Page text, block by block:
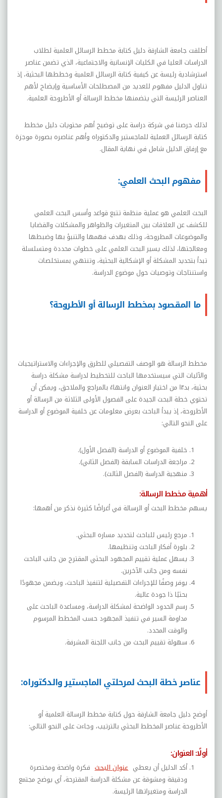
أطلقت جامعة الشارقة دليل كتابة مخطط الرسائل العلمية لطلاب
الدراسات العليا في الكليات الإنسانية والاجتماعية، الذي تضمن عناصر
استرشادية رئيسة عن كيفية كتابة الرسائل العلمية وخططها البحثية، إذ
تناول الدليل مفهوم للعديد من المصطلحات الأساسية وإيضاح لأهم
العناصر الرئيسة التي يتضمنها مخطط الرسالة أو الأطروحة العلمية.
لذلك حرصنا في شركة دراسة على توضيح أهم محتويات دليل مخطط
كتابة الرسائل العملية للماجستير والدكتوراه وأهم عناصره بصورة موجزة
مع إرفاق الدليل شامل في نهاية المقال.
مفهوم البحث العلمي:
البحث العلمي هو عملية منظمة تتبع قواعد وأسس البحث العلمي
للكشف عن العلاقات بين المتغيرات والظواهر والمشكلات والقضايا
والموضوعات المطروحة، وذلك بهدف فهمها والتنبؤ بها وضبطها
ومعالجتها، لذلك يسير البحث العلمي على خطوات محددة ومتسلسلة
تبدأ بتحديد المشكلة أو الإشكالية البحثية، وتنتهي بمستخلصات
واستنتاجات وتوصيات حول موضوع الدراسة.
ما المقصود بمخطط الرسالة أو الأطروحة؟
مخطط الرسالة هو الوصف التفصيلي للطرق والإجراءات والاستراتيجيات
والآليات التي سيستخدمها الباحث للتخطيط لدراسة مشكلة دراسة
بحثية، بدءّا من اختيار العنوان وانتهاءً بالمراجع والملاحق، ويمكن أن
تحتوي خطة البحث الجيدة على الفصول الأولى الثلاثة من الرسالة أو
الأطروحة، إذ يبدأ الباحث بعرض معلومات عن خلفية الموضوع أو الدراسة
على النحو التالي:
خلفية الموضوع أو الدراسة (الفصل الأول).
مراجعة الدراسات السابقة (الفصل الثاني).
منهجية الدراسة (الفصل الثالث).
أهمية مخطط الرسالة:
يسهم مخطط البحث أو الرسالة في أغراضًا كثيرة نذكر من أهمها:
مرجع رئيس للباحث لتحديد مساره البحثي.
بلورة أفكار الباحث وتنظيمها.
يسهل عملية تقييم المجهود البحثي المقترح من جانب الباحث
نفسه ومن جانب الآخرين.
يوفر وصفًا للإجراءات التفصيلية لتنفيذ الباحث، ويضمن مجهودًا
بحثيًا ذا جودة عالية.
رسم الحدود الواضحة لمشكلة الدراسة، ومساعدة الباحث على
مداومة السير في تنفيذ المجهود حسب المخطط المرسوم
والوقت المحدد.
سهولة تقييم البحث من جانب اللجنة المشرفة.
عناصر خطة البحث لمرحلتي الماجستير والدكتوراه:
أوضح دليل جامعة الشارقة حول كتابة مخطط الرسالة العلمية أو
الأطروحة عناصر المخطط البحثي بالترتيب، وجاءت على النحو التالي:
أولًا: العنوان:
أكد الدليل أن يعطي عنوان البحث فكرة واضحة ومختصرة
ودقيقة ومشوقة عن مشكلة الدراسة المقترحة، أي يوضح مجتمع
الدراسة ومتغيراتها الرئيسة.